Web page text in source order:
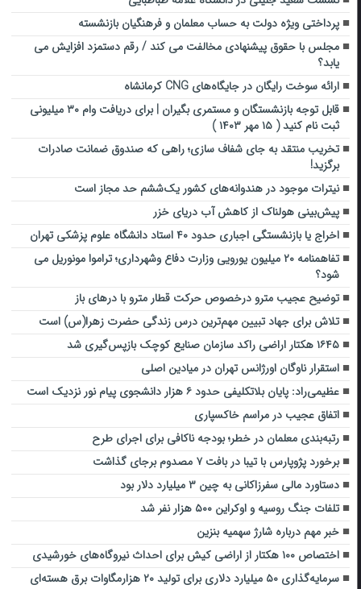
پرداختی ویژه دولت به حساب معلمان و فرهنگیان بازنشسته
مجلس با حقوق پیشنهادی مخالفت می کند / رقم دستمزد افزایش می
یابد؟
ارائه سوخت رایگان در جایگاه‌های CNG کرمانشاه
قابل توجه بازنشستگان و مستمری بگیران | برای دریافت وام ۳۰ میلیونی
ثبت نام کنید ( ۱۵ مهر ۱۴۰۳ )
تخریب منتقد به جای شفاف سازی؛ راهی که صندوق ضمانت صادرات
برگزید!
نیترات موجود در هندوانه‌های کشور یک‌ششم حد مجاز است
پیش‌بینی هولناک از کاهش آب دریای خزر
اخراج یا بازنشستگی اجباری حدود ۴۰ استاد دانشگاه علوم پزشکی تهران
تفاهمنامه ۲۰ میلیون یورویی وزارت دفاع وشهرداری؛ تراموا مونوریل می
شود؟
توضیح عجیب مترو درخصوص حرکت قطار مترو با درهای باز
تلاش برای جهاد تبیین مهم‌ترین درس زندگی حضرت زهرا(س) است
۱۶۴۵ هکتار اراضی راکد سازمان صنایع کوچک بازپس‌گیری شد
استقرار ناوگان اورژانس تهران در میادین اصلی
عظیمی‌راد: پایان بلاتکلیفی حدود ۶ هزار دانشجوی پیام نور نزدیک است
اتفاق عجیب در مراسم خاکسپاری
رتبه‌بندی معلمان در خطر؛ بودجه ناکافی برای اجرای طرح
برخورد پژوپارس با تیبا در بافت ۷ مصدوم برجای گذاشت
دستاورد مالی سفرزاکانی به چین ۳ میلیارد دلار بود
تلفات جنگ روسیه و اوکراین ۵۰۰ هزار نفر شد
خبر مهم درباره شارژ سهمیه بنزین
اختصاص ۱۰۰ هکتار از اراضی کیش برای احداث نیروگاه‌های خورشیدی
سرمایه‌گذاری ۵۰ میلیارد دلاری برای تولید ۲۰ هزارمگاوات برق هسته‌ای